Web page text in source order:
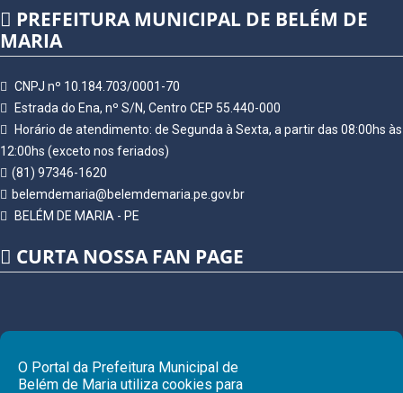
PREFEITURA MUNICIPAL DE BELÉM DE
MARIA
CNPJ nº 10.184.703/0001-70
Estrada do Ena, nº S/N, Centro CEP 55.440-000
Horário de atendimento: de Segunda à Sexta, a partir das 08:00hs às
12:00hs (exceto nos feriados)
(81) 97346-1620
belemdemaria@belemdemaria.pe.gov.br
BELÉM DE MARIA - PE
CURTA NOSSA FAN PAGE
O Portal da Prefeitura Municipal de
Belém de Maria utiliza cookies para